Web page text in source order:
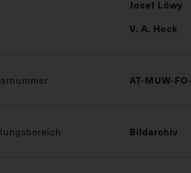
Josef Löwy
V. A. Heck
AT-MUW-
Bildarchiv